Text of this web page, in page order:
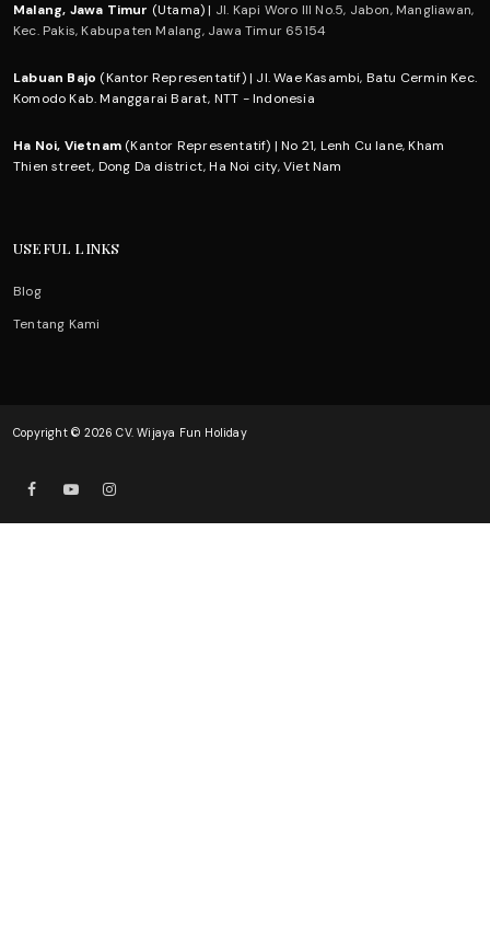
Malang, Jawa Timur (Utama) | Jl. Kapi Woro III No.5, Jabon, Mangliawan,
Kec. Pakis, Kabupaten Malang, Jawa Timur 65154
Labuan Bajo (Kantor Representatif) | Jl. Wae Kasambi, Batu Cermin Kec.
Komodo Kab. Manggarai Barat, NTT - Indonesia
Ha Noi, Vietnam (Kantor Representatif) | No 21, Lenh Cu lane, Kham
Thien street, Dong Da district, Ha Noi city, Viet Nam
USEFUL LINKS
Blog
Tentang Kami
Copyright © 2026 CV. Wijaya Fun Holiday